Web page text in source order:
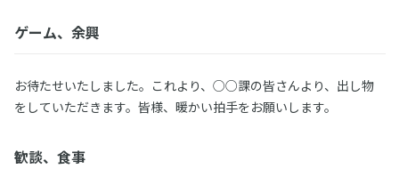
ゲーム、余興
お待たせいたしました。これより、○○課の皆さんより、出し物
をしていただきます。皆様、暖かい拍手をお願いします。
歓談、食事